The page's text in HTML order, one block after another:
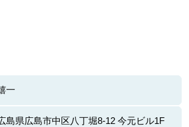
一
島県広島市中区八丁堀8-12 今元ビル1F